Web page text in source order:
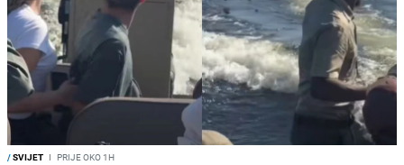
/SVIJET I PRIJE OKO 1H